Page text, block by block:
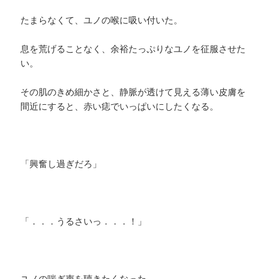
たまらなくて、ユノの喉に吸い付いた。
息を荒げることなく、余裕たっぷりなユノを征服させた
い。
その肌のきめ細かさと、静脈が透けて見える薄い皮膚を
間近にすると、赤い痣でいっぱいにしたくなる。
「興奮し過ぎだろ」
「．．．うるさいっ．．．！」